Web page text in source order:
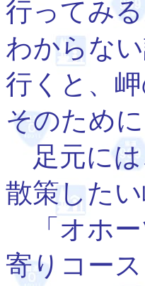
行ってみる
わからな
行くと、
そのため
足元には
散策したい
「オホー
寄りコー